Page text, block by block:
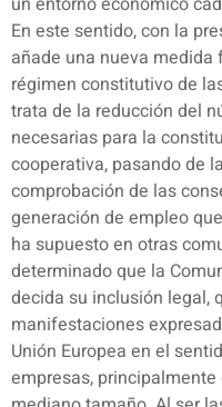
En este sentido, con la
añade una nueva
régimen constitutivo de
trata de la reducción del
necesarias para la
cooperativa, pasando de
comprobación de las
generación de empleo
ha supuesto en otras
determinado que la
decida su inclusión legal,
manifestaciones
Unión Europea en el
empresas,